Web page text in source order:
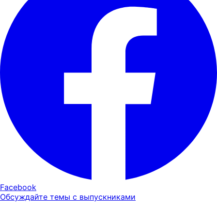
Facebook
Обсуждайте темы с выпускниками